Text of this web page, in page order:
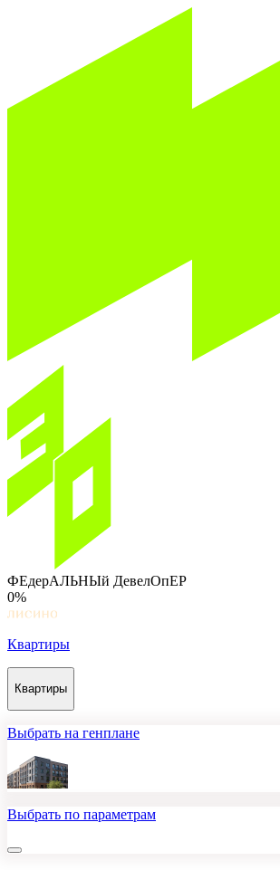
ФЕдерАЛЬНЫй ДевелОпЕР
0%
Квартиры
Квартиры
Выбрать на генплане
Выбрать по параметрам